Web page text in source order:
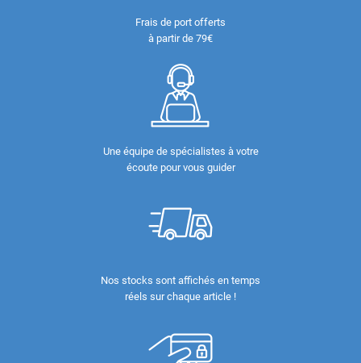
Frais de port offerts
à partir de 79€
Une équipe de spécialistes à votre
écoute pour vous guider
Nos stocks sont affichés en temps
réels sur chaque article !